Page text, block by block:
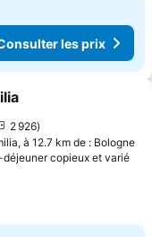
les prix
mes favoris
2 926
à 12.7 km de : Bologne
copieux et varié